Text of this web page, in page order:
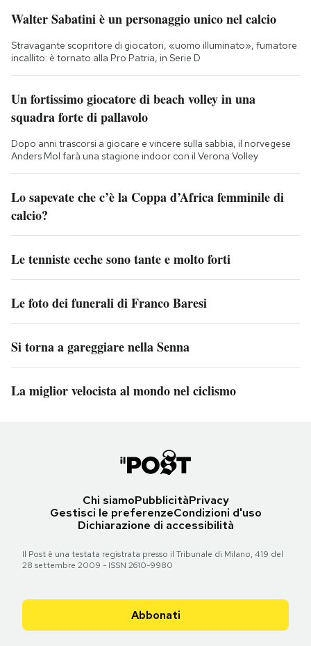
Walter Sabatini è un personaggio unico nel calcio
Stravagante scopritore di giocatori, «uomo illuminato», fumatore
incallito: è tornato alla Pro Patria, in Serie D
Un fortissimo giocatore di beach volley in una
squadra forte di pallavolo
Dopo anni trascorsi a giocare e vincere sulla sabbia, il norvegese
Anders Mol farà una stagione indoor con il Verona Volley
Lo sapevate che c’è la Coppa d’Africa femminile di
calcio?
Le tenniste ceche sono tante e molto forti
Le foto dei funerali di Franco Baresi
Si torna a gareggiare nella Senna
La miglior velocista al mondo nel ciclismo
Chi siamoPubblicitàPrivacy
Gestisci le preferenzeCondizioni d'uso
Dichiarazione di accessibilità
Il Post è una testata registrata presso il Tribunale di Milano, 419 del
28 settembre 2009 - ISSN 2610-9980
Abbonati